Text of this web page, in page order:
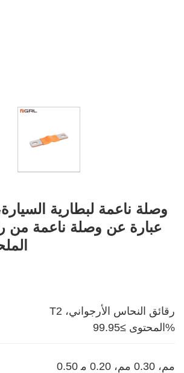
وصلة ناعمة لبطارية
عبارة عن وصلة ناعمة من
T2 رقائق النحاس الأرجواني،
المحتوى ≥99.95%
0.50 مم، 0.30 مم، 0.20 م